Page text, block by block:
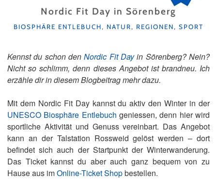
Nordic Fit Day in Sörenberg
KATEGORIEN
BIOSPHÄRE ENTLEBUCH, NATUR, REGIONEN, SPORT
Kennst du schon denNordic Fit Dayin Sörenberg? Nein?
Nicht so schlimm, denn dieses Angebot ist brandneu. Ich
erzähle dir in diesem Blogbeitrag mehr dazu.
Mit dem Nordic Fit Day kannst du aktiv den Winter in der
UNESCO Biosphäre Entlebuch geniessen, denn hier wird
sportliche Aktivität und Genuss vereinbart. Das Angebot
kann an der Talstation Rossweid gelöst werden – dort
befindet sich auch der Startpunkt der Winterwanderung.
Das Ticket kannst du aber auch ganz bequem von zu
Hause aus imOnline-Ticket Shopbestellen.